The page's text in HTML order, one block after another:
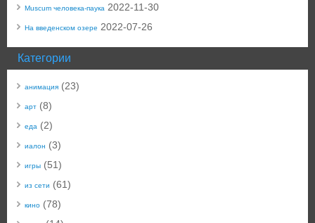
Muscum человека-паука 2022-11-30
На введенском озере 2022-07-26
Категории
анимация (23)
арт (8)
еда (2)
иалон (3)
игры (51)
из сети (61)
кино (78)